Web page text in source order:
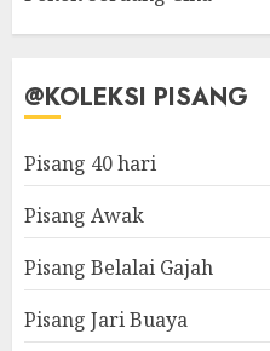
@KOLEKSI PISANG
Pisang 40 hari
Pisang Awak
Pisang Belalai Gajah
Pisang Jari Buaya